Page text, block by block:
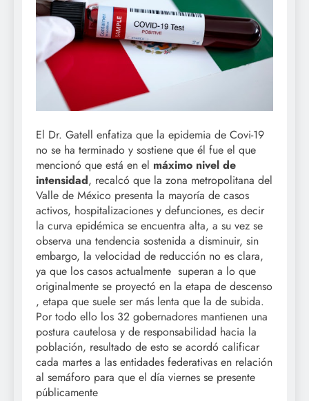
El Dr. Gatell enfatiza que la epidemia de Covi-19
no se ha terminado y sostiene que él fue el que
mencionó que está en el máximo nivel de
intensidad, recalcó que la zona metropolitana del
Valle de México presenta la mayoría de casos
activos, hospitalizaciones y defunciones, es decir
la curva epidémica se encuentra alta, a su vez se
observa una tendencia sostenida a disminuir, sin
embargo, la velocidad de reducción no es clara,
ya que los casos actualmente superan a lo que
originalmente se proyectó en la etapa de descenso
, etapa que suele ser más lenta que la de subida.
Por todo ello los 32 gobernadores mantienen una
postura cautelosa y de responsabilidad hacia la
población, resultado de esto se acordó calificar
cada martes a las entidades federativas en relación
al semáforo para que el día viernes se presente
públicamente